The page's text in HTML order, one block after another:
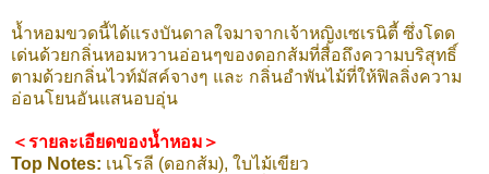
น้ำหอมขวดนี้ได้แรงบันดาลใจมาจากเจ้าหญิงเซเรนิตี้ ซึ่งโดด
เด่นด้วยกลิ่นหอมหวานอ่อนๆของดอกส้มที่สื่อถึงความบริสุทธิ์
ตามด้วยกลิ่นไวท์มัสค์จางๆ และ กลิ่นอำพันไม้ที่ให้ฟิลลิ่งความ
อ่อนโยนอันแสนอบอุ่น
＜รายละเอียดของน้ำหอม＞
Top Notes: เนโรลี (ดอกส้ม), ใบไม้เขียว